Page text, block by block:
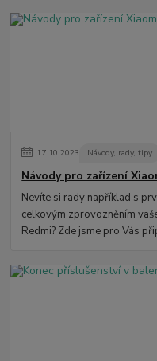
17.10.2023 Návody, rady, tipy
Návody pro zařízení
Nevíte si rady například s
celkovým zprovozněním
Redmi? Zde jsme pro Vás